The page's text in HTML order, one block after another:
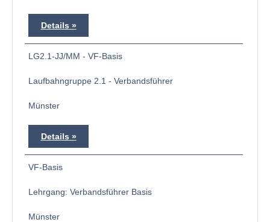
Details
LG2.1-JJ/MM - VF-Basis
Laufbahngruppe 2.1 - Verbandsführer
Münster
Details
VF-Basis
Lehrgang: Verbandsführer Basis
Münster